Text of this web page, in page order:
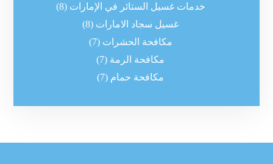
خدمات غسيل الستائر في الإمارات (8)
غسيل سجاد الامارات (8)
مكافحة الحشرات (7)
مكافحة الرمة (7)
مكافحة حمام (7)